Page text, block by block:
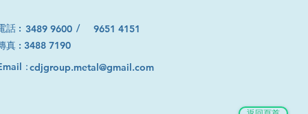
9651 4151
話 : /
：cdjgroup.metal@gmail.com
3489 9600
真 : 3488 7190